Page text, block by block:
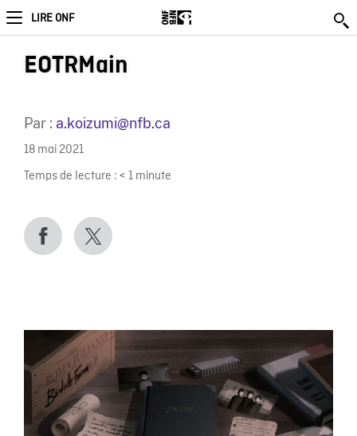
LIRE ONF
EOTRMain
Par : a.koizumi@nfb.ca
18 mai 2021
Temps de lecture : < 1 minute